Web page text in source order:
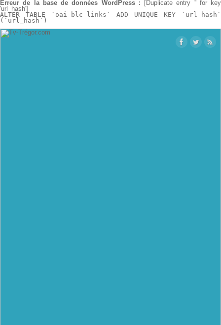
Erreur de la base de données WordPress : [Duplicate entry '' for key
'url_hash']
ALTER TABLE `oai_blc_links` ADD UNIQUE KEY `url_hash`
(`url_hash`)